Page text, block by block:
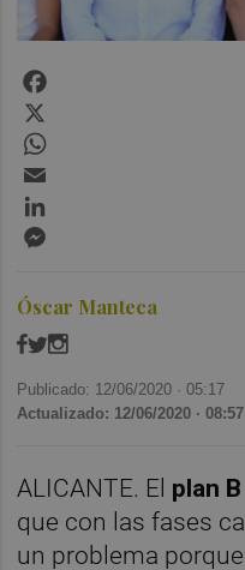
Óscar Manteca
Publicado: 12/06/2020 ·05:17
Actualizado: 12/06/2020 · 08:57
ALICANTE. El plan
que con las fases
un problema